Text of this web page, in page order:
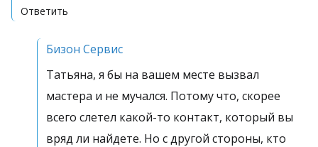
Ответить
Бизон Сервис
Татьяна, я бы на вашем месте вызвал
мастера и не мучался. Потому что, скорее
всего слетел какой-то контакт, который вы
вряд ли найдете. Но с другой стороны, кто